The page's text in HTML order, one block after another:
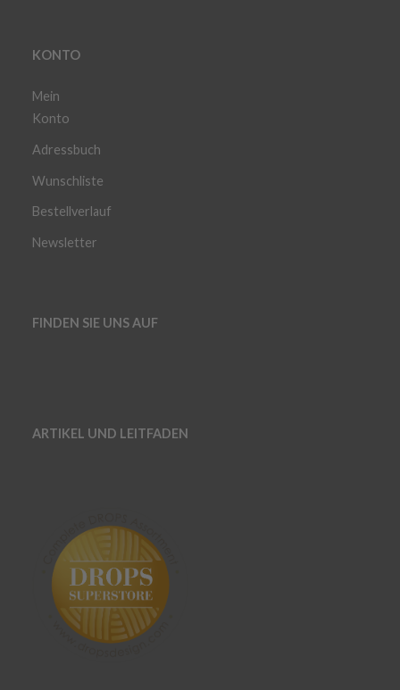
KONTO
Mein
Konto
Adressbuch
Wunschliste
Bestellverlauf
Newsletter
FINDEN SIE UNS AUF
ARTIKEL UND LEITFADEN